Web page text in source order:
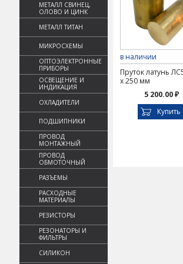
МЕТАЛЛ СВИНЕЦ,
ОЛОВО И ЦИНК
МЕТАЛЛ ТИТАН
МИКРОСХЕМЫ
ОПТОЭЛЕКТРОННЫЕ
ПРИБОРЫ
ОСВЕЩЕНИЕ И
ИНДИКАЦИЯ
ОХЛАДИТЕЛИ
ПОДШИПНИКИ
ПРОВОД
МОНТАЖНЫЙ
ПРОВОД
ОБМОТОЧНЫЙ
РАЗЪЕМЫ
РАСХОДНЫЕ
МАТЕРИАЛЫ
РЕЗИСТОРЫ
РЕЗОНАТОРЫ И
ФИЛЬТРЫ
СИЛИКОН
в наличии
Пруток латунь
х 250 мм
5 200.00 ₽
Купить